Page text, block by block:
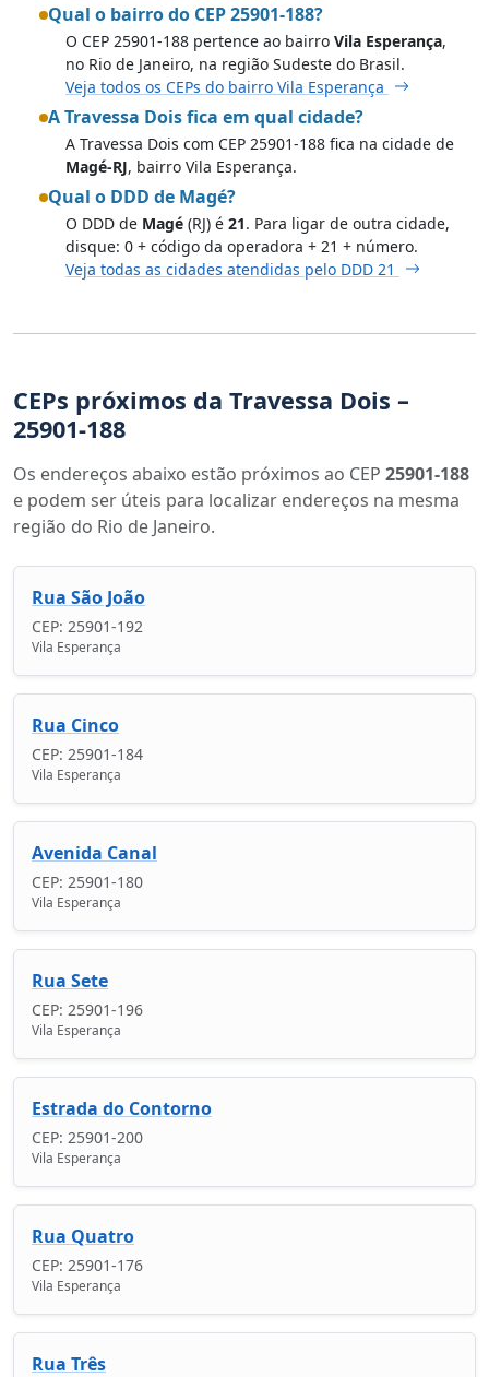
Qual o bairro do CEP 25901-188?
O CEP 25901-188 pertence ao bairro Vila Esperança,
no Rio de Janeiro, na região Sudeste do Brasil.
Veja todos os CEPs do bairro Vila Esperança
A Travessa Dois fica em qual cidade?
A Travessa Dois com CEP 25901-188 fica na cidade de
Magé-RJ, bairro Vila Esperança.
Qual o DDD de Magé?
O DDD de Magé (RJ) é 21. Para ligar de outra cidade,
disque: 0 + código da operadora + 21 + número.
Veja todas as cidades atendidas pelo DDD 21
CEPs próximos da Travessa Dois –
25901-188
Os endereços abaixo estão próximos ao CEP 25901-188
e podem ser úteis para localizar endereços na mesma
região do Rio de Janeiro.
Rua São João
CEP: 25901-192
Vila Esperança
Rua Cinco
CEP: 25901-184
Vila Esperança
Avenida Canal
CEP: 25901-180
Vila Esperança
Rua Sete
CEP: 25901-196
Vila Esperança
Estrada do Contorno
CEP: 25901-200
Vila Esperança
Rua Quatro
CEP: 25901-176
Vila Esperança
Rua Três